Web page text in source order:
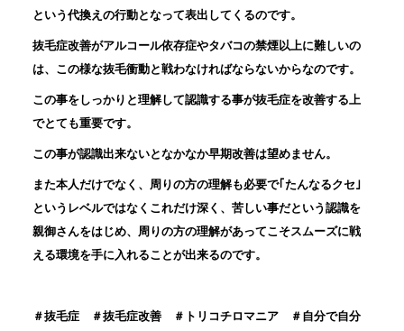
という代換えの行動となって表出してくるのです。
抜毛症改善がアルコール依存症やタバコの禁煙以上に難しいの
は、この様な抜毛衝動と戦わなければならないからなのです。
この事をしっかりと理解して認識する事が抜毛症を改善する上
でとても重要です。
この事が認識出来ないとなかなか早期改善は望めません。
また本人だけでなく、周りの方の理解も必要で｢たんなるクセ｣
というレベルではなくこれだけ深く、苦しい事だという認識を
親御さんをはじめ、周りの方の理解があってこそスムーズに戦
える環境を手に入れることが出来るのです。
＃抜毛症 ＃抜毛症改善 ＃トリコチロマニア ＃自分で自分